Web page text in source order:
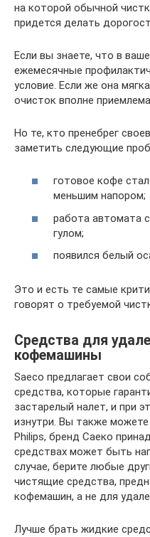
на которой обычной
придется делать
Если вы знаете, что в
ежемесячные
условие. Если же она
очисток вполне приемлема.
Но те, кто пренебрег
заметить следующие
готовое кофе
меньшим напором;
работа автомата
гулом;
появился белый
Это и есть те самые
говорят о требуемой
Средства для
кофемашины
Saeco предлагает свои
средства, которые
застарелый налет, и при
изнутри. Вы также
Philips, бренд Саеко
средствах может быть
случае, берите любые
чистящие средства,
кофемашин, а не для
Лучше брать жидкие